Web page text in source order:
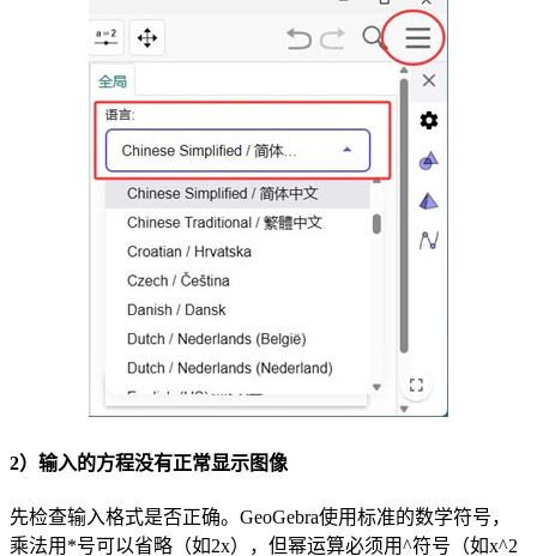
2）输入的方程没有正常显示图像
先检查输入格式是否正确。GeoGebra使用标准的数学符号，
乘法用*号可以省略（如2x），但幂运算必须用^符号（如x^2